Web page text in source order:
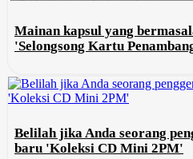
Mainan kapsul yang
'Selongsong Kartu
Belilah jika Anda seorang
baru 'Koleksi CD Mini 2PM'